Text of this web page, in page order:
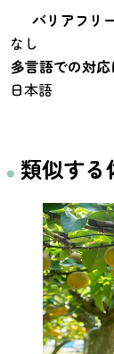
バリアフリ
なし
多言語での対
日本語
類似する